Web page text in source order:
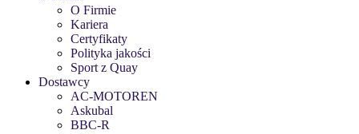
O Firmie
Kariera
Certyfikaty
Polityka jakości
Sport z Quay
Dostawcy
AC-MOTOREN
Askubal
BBC-R